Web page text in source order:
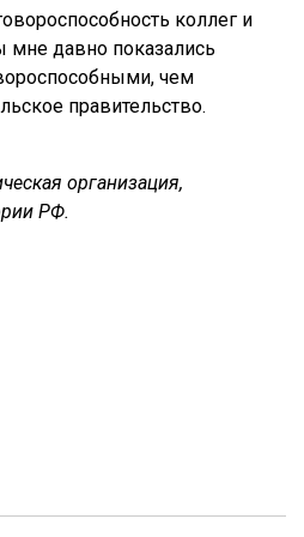
коллег и
мне давно показались
чем
правительство.
организация,
РФ.